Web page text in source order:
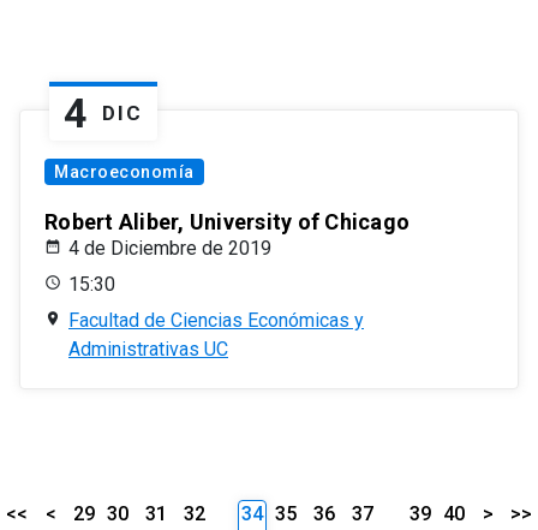
4 DIC
Macroeconomía
Robert Aliber, University of Chicago
4 de Diciembre de 2019
15:30
Facultad de Ciencias Económicas y
Administrativas UC
<< < 29 30 31
32
34 35 36
37
39 40 > >>